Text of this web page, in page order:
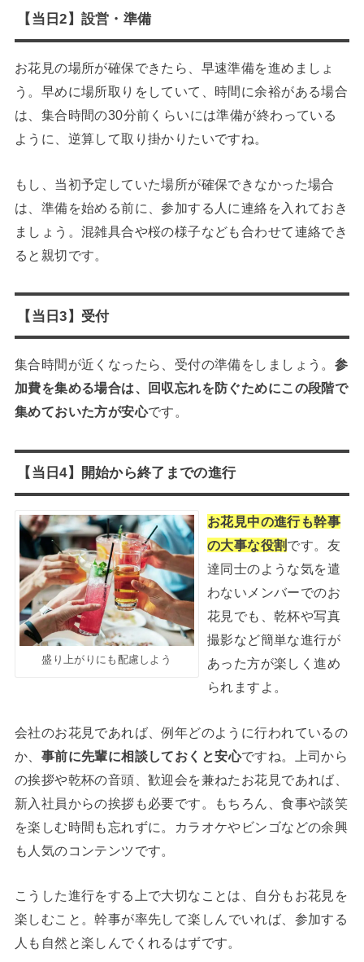
【当日2】設営・準備
お花見の場所が確保できたら、早速準備を進めましょ
う。早めに場所取りをしていて、時間に余裕がある場合
は、集合時間の30分前くらいには準備が終わっている
ように、逆算して取り掛かりたいですね。
もし、当初予定していた場所が確保できなかった場合
は、準備を始める前に、参加する人に連絡を入れておき
ましょう。混雑具合や桜の様子なども合わせて連絡でき
ると親切です。
【当日3】受付
集合時間が近くなったら、受付の準備をしましょう。 参
加費を集める場合は、回収忘れを防ぐためにこの段階で
集めておいた方が安心です。
【当日4】開始から終了までの進行
盛り上がりにも配慮しよう
お花見中の進行も幹事
の大事な役割です。友
達同士のような気を遣
わないメンバーでのお
花見でも、乾杯や写真
撮影など簡単な進行が
あった方が楽しく進め
られますよ。
会社のお花見であれば、例年どのように行われているの
か、 事前に先輩に相談しておくと安心ですね。上司から
の挨拶や乾杯の音頭、歓迎会を兼ねたお花見であれば、
新入社員からの挨拶も必要です。もちろん、食事や談笑
を楽しむ時間も忘れずに。カラオケやビンゴなどの余興
も人気のコンテンツです。
こうした進行をする上で大切なことは、 自分もお花見を
楽しむこと。幹事が率先して楽しんでいれば、参加する
人も自然と楽しんでくれるはずです。